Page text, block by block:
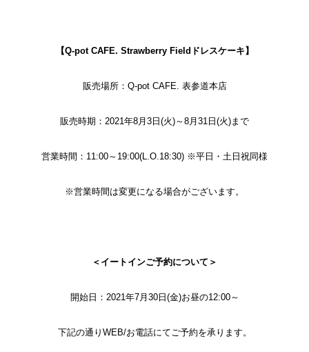
【Q-pot CAFE. Strawberry Fieldドレスケーキ】
販売場所：Q-pot CAFE. 表参道本店
販売時期：2021年8月3日(火)～8月31日(火)まで
営業時間：11:00～19:00(L.O.18:30) ※平日・土日祝同様
※営業時間は変更になる場合がございます。
＜イートインご予約について＞
開始日：2021年7月30日(金)お昼の12:00～
下記の通りWEB/お電話にてご予約を承ります。